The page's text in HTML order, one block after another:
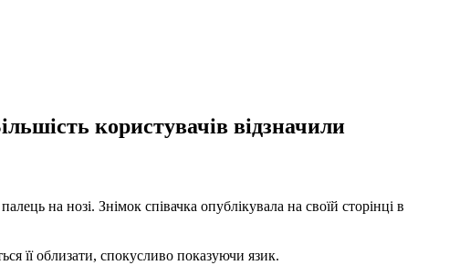
користувачів відзначили
на нозі. Знімок співачка опублікувала на своїй сторінці в
її облизати, спокусливо показуючи язик.